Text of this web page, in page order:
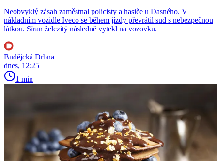
Neobvyklý zásah zaměstnal policisty a hasiče u Dasného. V
nákladním vozidle Iveco se během jízdy převrátil sud s nebezpečnou
látkou. Síran železitý následně vytekl na vozovku.
Budějcká Drbna
dnes, 12:25
1 min